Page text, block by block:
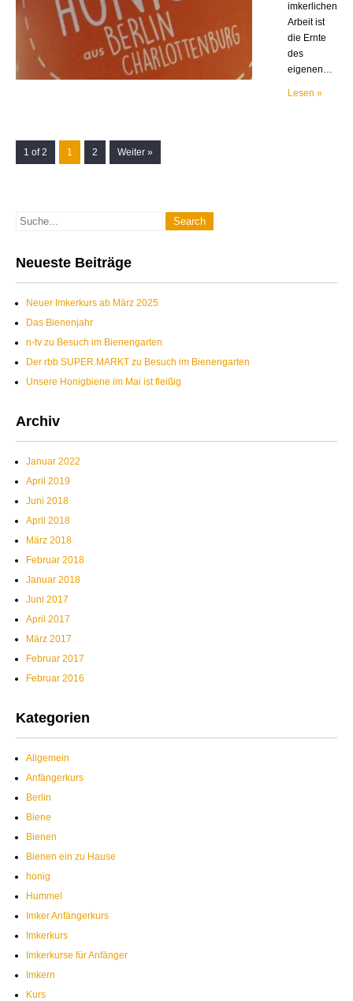
imkerlichen
Arbeit ist
die Ernte
des
eigenen…
Lesen »
1 of 2 1 2 Weiter »
Neueste Beiträge
Neuer Imkerkurs ab März 2025
Das Bienenjahr
n-tv zu Besuch im Bienengarten
Der rbb SUPER.MARKT zu Besuch im Bienengarten
Unsere Honigbiene im Mai ist fleißig
Archiv
Januar 2022
April 2019
Juni 2018
April 2018
März 2018
Februar 2018
Januar 2018
Juni 2017
April 2017
März 2017
Februar 2017
Februar 2016
Kategorien
Allgemein
Anfängerkurs
Berlin
Biene
Bienen
Bienen ein zu Hause
honig
Hummel
Imker Anfängerkurs
Imkerkurs
Imkerkurse für Anfänger
Imkern
Kurs